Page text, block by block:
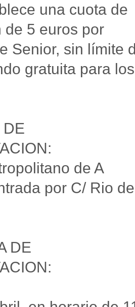
una cuota de
de 5 euros por
Senior, sin límite
gratuita para los
DE
de A
por C/ Rio de
DE